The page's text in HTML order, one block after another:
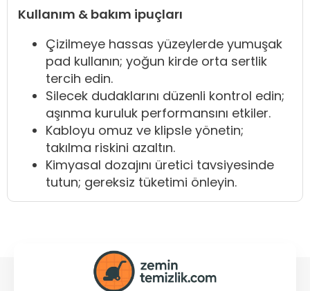
Kullanım & bakım ipuçları
Çizilmeye hassas yüzeylerde yumuşak
pad kullanın; yoğun kirde orta sertlik
tercih edin.
Silecek dudaklarını düzenli kontrol edin;
aşınma kuruluk performansını etkiler.
Kabloyu omuz ve klipsle yönetin;
takılma riskini azaltın.
Kimyasal dozajını üretici tavsiyesinde
tutun; gereksiz tüketimi önleyin.